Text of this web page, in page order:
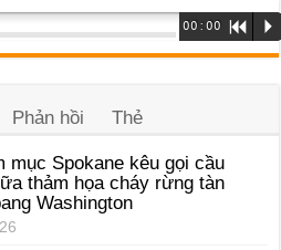
00:00 R P
Phản hồi Thẻ
mục Spokane kêu gọi cầu
thảm họa cháy rừng tàn
Washington